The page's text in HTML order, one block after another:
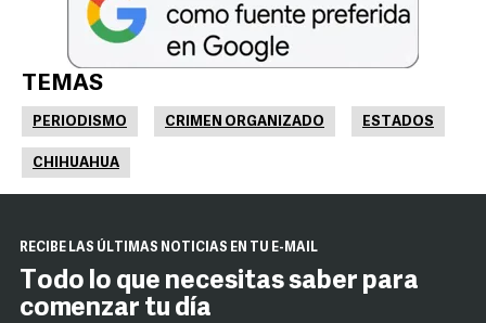
TEMAS
PERIODISMO CRIMEN ORGANIZADO ESTADOS
CHIHUAHUA
RECIBE LAS ÚLTIMAS NOTICIAS EN TU E-MAIL
Todo lo que necesitas saber para
comenzar tu día